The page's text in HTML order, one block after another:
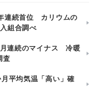
連続首位 カリウムの
組合調べ
連続のマイナス 冷暖
査
平均気温「高い」確